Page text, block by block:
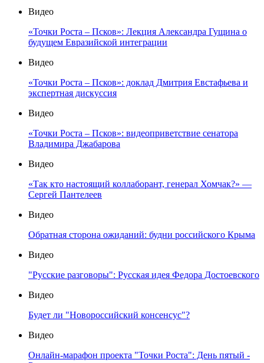
Видео
«Точки Роста – Псков»: Лекция Александра Гущина о
будущем Евразийской интеграции
Видео
«Точки Роста – Псков»: доклад Дмитрия Евстафьева и
экспертная дискуссия
Видео
«Точки Роста – Псков»: видеоприветствие сенатора
Владимира Джабарова
Видео
«Так кто настоящий коллаборант, генерал Хомчак?» —
Сергей Пантелеев
Видео
Обратная сторона ожиданий: будни российского Крыма
Видео
"Русские разговоры": Русская идея Федора Достоевского
Видео
Будет ли "Новороссийский консенсус"?
Видео
Онлайн-марафон проекта "Точки Роста": День пятый -